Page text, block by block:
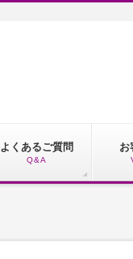
よくあるご質問
Q&A
お